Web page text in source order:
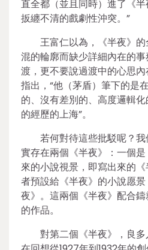
直全都（並且同時）進了《
扳纏不清的戲劇性沖突。”
王富仁以為，《半夜》
混的輪廓而缺少詳細內在的
渡，更不要說過渡中的心思
指出，“他（茅盾）筆下的是
的、沒有差別的、高度邏輯
的經歷的上海”。
若何對待這些批駁呢？
實存在兩個《半夜》：一個
來的小說視景，即寫出來的
者預設給《半夜》的小說愿
夜》。這兩個《半夜》配合
的作品。
對第二個《半夜》，良